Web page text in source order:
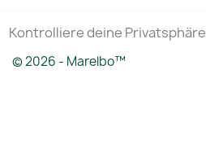
Kontrolliere deine Privatsphäre
© 2026 - Marelbo™